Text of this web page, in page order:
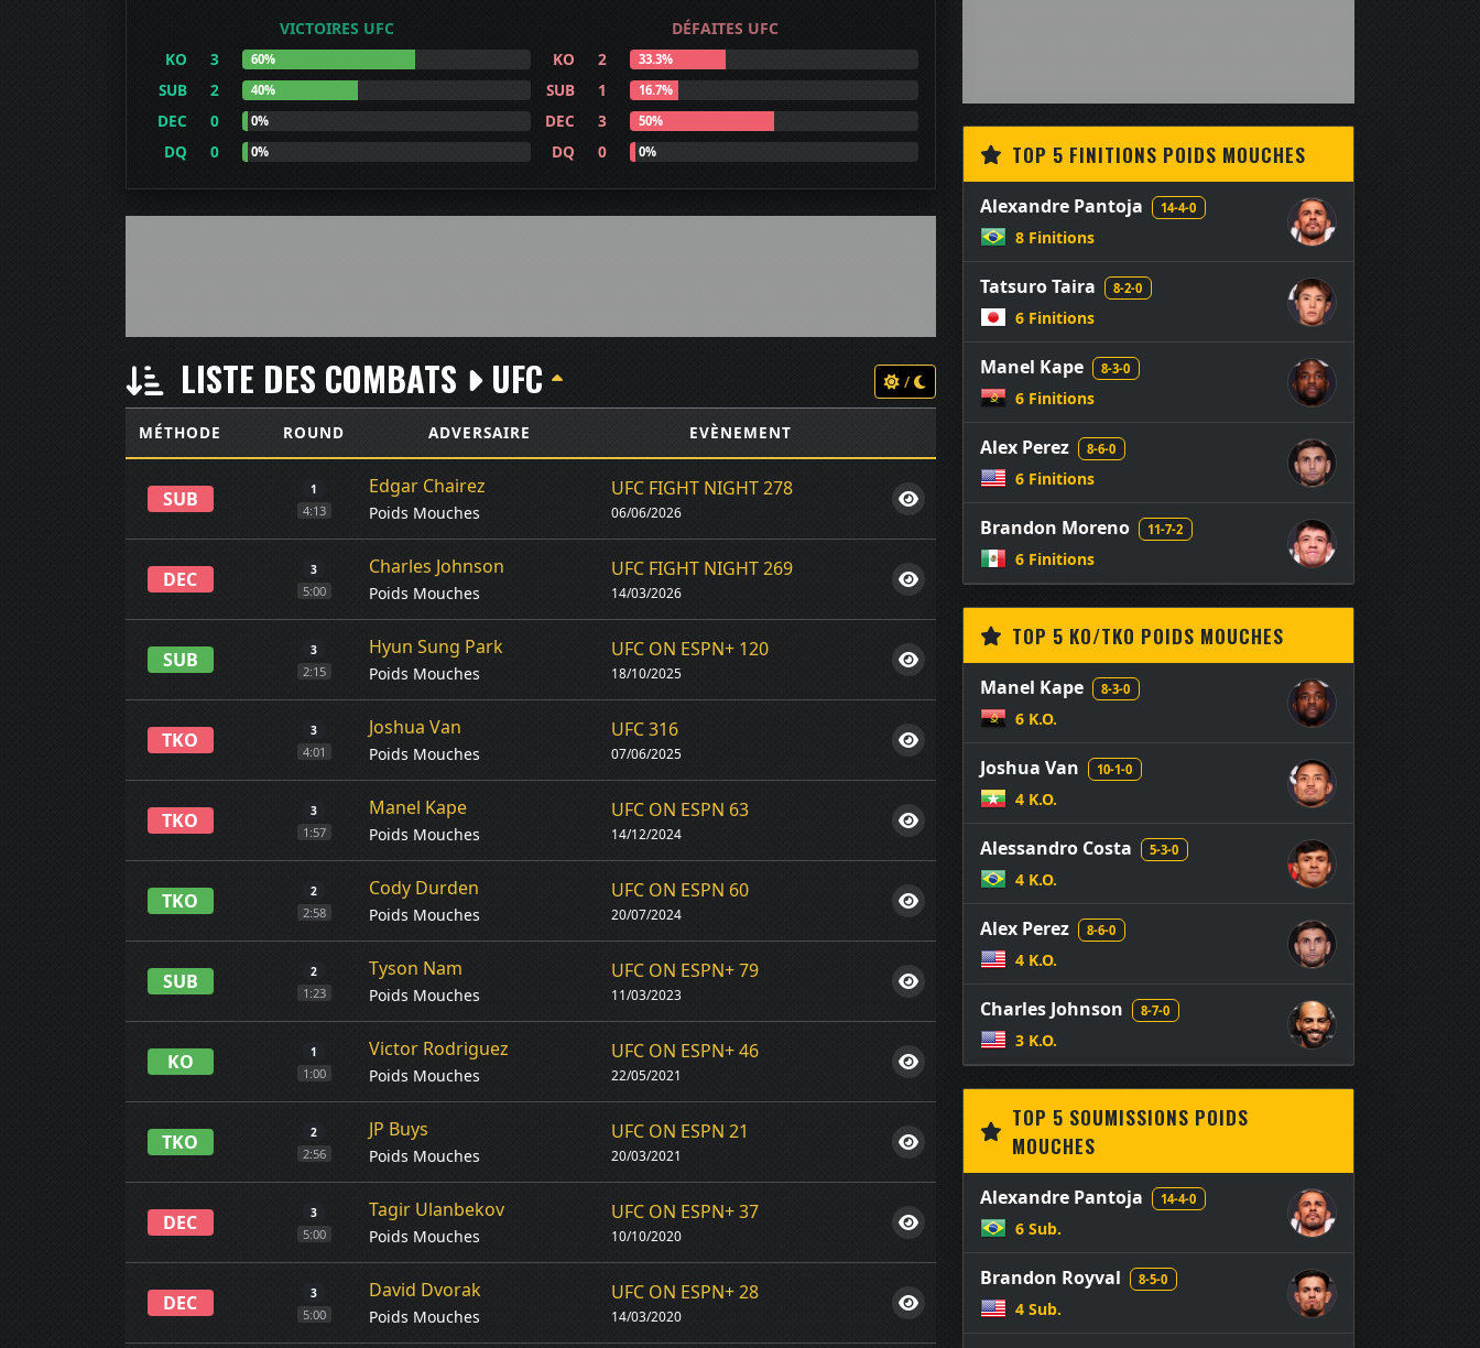
VICTOIRES UFC
KO
3 60%
SUB 2 40%
DEC 0 0%
DQ 0 0%
DÉFAITES UFC
KO
2 33.3%
SUB 1 16.7%
DEC 3 50%
DQ 0 0%
LISTE DES COMBATS UFC /
MÉTHODE ROUND ADVERSAIRE EVÈNEMENT
SUB 1
4:13
Edgar Chairez
Poids Mouches
UFC FIGHT NIGHT 278
06/06/2026
DEC 3
5:00
Charles Johnson
Poids Mouches
UFC FIGHT NIGHT 269
14/03/2026
SUB 3
2:15
Hyun Sung Park
Poids Mouches
UFC ON ESPN+ 120
18/10/2025
TKO 3
4:01
Joshua Van
Poids Mouches
UFC 316
07/06/2025
TKO 3
1:57
Manel Kape
Poids Mouches
UFC ON ESPN 63
14/12/2024
TKO 2
2:58
Cody Durden
Poids Mouches
UFC ON ESPN 60
20/07/2024
SUB 2
1:23
Tyson Nam
Poids Mouches
UFC ON ESPN+ 79
11/03/2023
KO 1
1:00
Victor Rodriguez
Poids Mouches
UFC ON ESPN+ 46
22/05/2021
TKO 2
2:56
JP Buys
Poids Mouches
UFC ON ESPN 21
20/03/2021
DEC 3
5:00
Tagir Ulanbekov
Poids Mouches
UFC ON ESPN+ 37
10/10/2020
DEC 3
5:00
David Dvorak
Poids Mouches
UFC ON ESPN+ 28
14/03/2020
TOP 5 FINITIONS POIDS MOUCHES
Alexandre Pantoja 14-4-0
8 Finitions
Tatsuro Taira 8-2-0
6 Finitions
Manel Kape 8-3-0
6 Finitions
Alex Perez 8-6-0
6 Finitions
Brandon Moreno 11-7-2
6 Finitions
TOP 5 KO/TKO POIDS MOUCHES
Manel Kape 8-3-0
6 K.O.
Joshua Van 10-1-0
4 K.O.
Alessandro Costa 5-3-0
4 K.O.
Alex Perez 8-6-0
4 K.O.
Charles Johnson 8-7-0
3 K.O.
TOP 5 SOUMISSIONS POIDS
MOUCHES
Alexandre Pantoja 14-4-0
6 Sub.
Brandon Royval 8-5-0
4 Sub.